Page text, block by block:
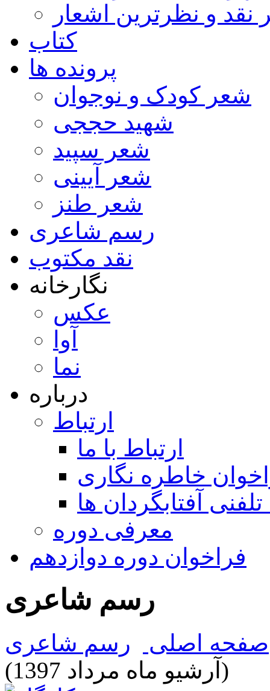
نقد و نظرترین اشعار
کتاب
پرونده ها
شعر کودک و نوجوان
شهید حججی
شعر سپید
شعر آیینی
شعر طنز
رسم شاعری
نقد مکتوب
نگارخانه
عکس
آوا
نما
درباره
ارتباط
ارتباط با ما
خاطره نگاری
تلفنی آفتابگردان ها
معرفی دوره
فراخوان دوره دوازدهم
رسم شاعری
صفحه اصلی
رسم شاعری
(آرشیو ماه مرداد 1397)